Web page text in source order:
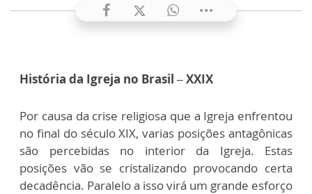
História da Igreja no Brasil – XXIX
Por causa da crise religiosa que a Igreja enfrentou
no final do século XIX, varias posições antagônicas
são percebidas no interior da Igreja. Estas
posições vão se cristalizando provocando certa
decadência. Paralelo a isso virá um grande esforço